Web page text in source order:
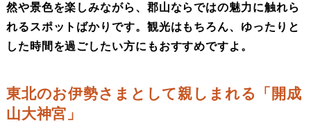
然や景色を楽しみながら、郡山ならではの魅力に触れら
れるスポットばかりです。観光はもちろん、ゆったりと
した時間を過ごしたい方にもおすすめですよ。
東北のお伊勢さまとして親しまれる「開成
山大神宮」